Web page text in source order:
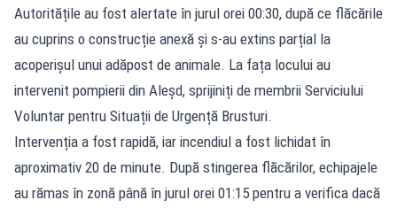
Autoritățile au fost alertate în jurul orei 00:30, după ce flăcările
au cuprins o construcție anexă și s-au extins parțial la
acoperișul unui adăpost de animale. La fața locului au
intervenit pompierii din Aleșd, sprijiniți de membrii Serviciului
Voluntar pentru Situații de Urgență Brusturi.
Intervenția a fost rapidă, iar incendiul a fost lichidat în
aproximativ 20 de minute. După stingerea flăcărilor, echipajele
au rămas în zonă până în jurul orei 01:15 pentru a verifica dacă